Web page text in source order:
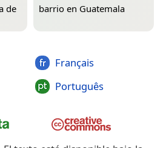
de
barrio en Guatemala
Français
Português